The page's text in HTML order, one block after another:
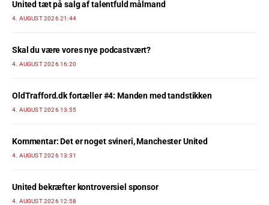
United tæt på salg af talentfuld målmand
4. AUGUST 2026 21:44
Skal du være vores nye podcastvært?
4. AUGUST 2026 16:20
OldTrafford.dk fortæller #4: Manden med tandstikken
4. AUGUST 2026 13:55
Kommentar: Det er noget svineri, Manchester United
4. AUGUST 2026 13:31
United bekræfter kontroversiel sponsor
4. AUGUST 2026 12:58